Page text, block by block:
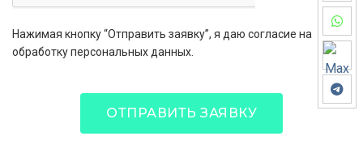
Нажимая кнопку “Отправить заявку”, я даю согласие на
обработку персональных данных.
ОТПРАВИТЬ ЗАЯВКУ